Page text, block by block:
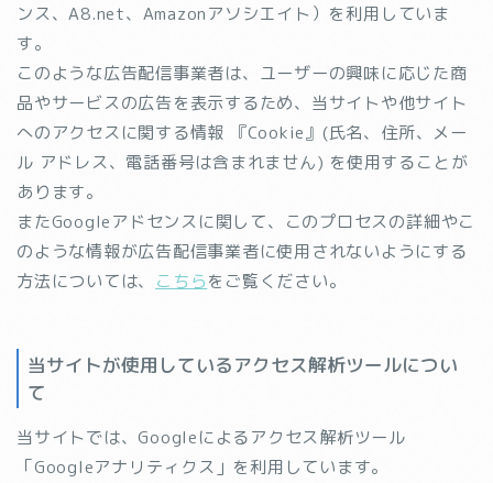
ンス、A8.net、Amazonアソシエイト）を利用していま
す。
このような広告配信事業者は、ユーザーの興味に応じた商
品やサービスの広告を表示するため、当サイトや他サイト
へのアクセスに関する情報 『Cookie』(氏名、住所、メー
ル アドレス、電話番号は含まれません) を使用することが
あります。
またGoogleアドセンスに関して、このプロセスの詳細やこ
のような情報が広告配信事業者に使用されないようにする
方法については、 こちらをご覧ください。
当サイトが使用しているアクセス解析ツールについ
て
当サイトでは、Googleによるアクセス解析ツール
「Googleアナリティクス」を利用しています。